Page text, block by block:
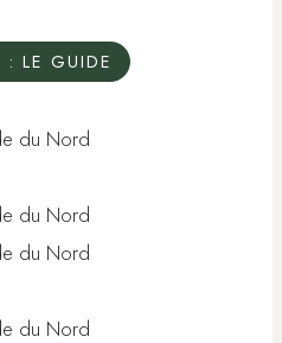
: LE GUIDE